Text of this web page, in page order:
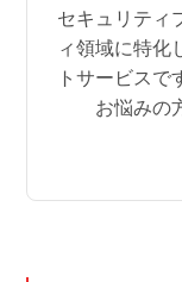
セキュリティ
ィ領域に特化
トサービスで
お悩みの